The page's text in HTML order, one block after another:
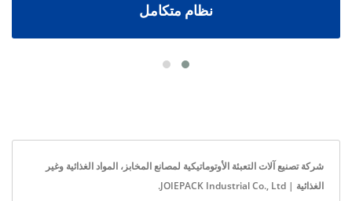
نظام متكامل
شركة تصنيع آلات التعبئة الأوتوماتيكية لمصانع المخابز، المواد الغذائية وغير
الغذائية | JOIEPACK Industrial Co., Ltd.